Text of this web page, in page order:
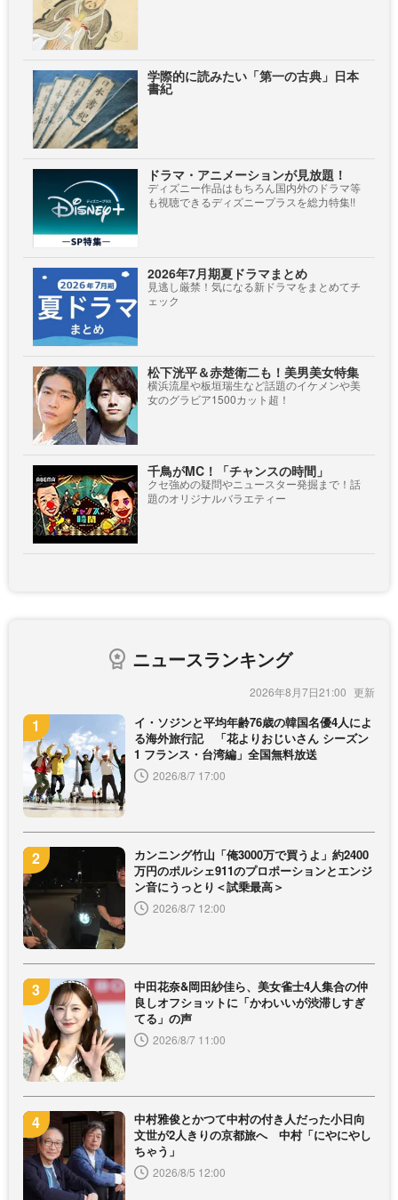
学際的に読みたい「第一の古典」日本
書紀
ドラマ・アニメーションが見放題！
ディズニー作品はもちろん国内外のドラマ等
も視聴できるディズニープラスを総力特集!!
2026年7月期夏ドラマまとめ
見逃し厳禁！気になる新ドラマをまとめてチ
ェック
松下洸平＆赤楚衛二も！美男美女特集
横浜流星や板垣瑞生など話題のイケメンや美
女のグラビア1500カット超！
千鳥がMC！「チャンスの時間」
クセ強めの疑問やニュースター発掘まで！話
題のオリジナルバラエティー
ニュースランキング
2026年8月7日21:00
イ・ソジンと平均年齢76歳の韓国名優4人によ
る海外旅行記 「花よりおじいさん シーズン
1 フランス・台湾編」全国無料放送
2026/8/7 17:00
カンニング竹山「俺3000万で買うよ」約2400
万円のポルシェ911のプロポーションとエンジ
ン音にうっとり＜試乗最高＞
2026/8/7 12:00
中田花奈&岡田紗佳ら、美女雀士4人集合の仲
良しオフショットに「かわいいが渋滞しすぎ
てる」の声
2026/8/7 11:00
中村雅俊とかつて中村の付き人だった小日向
文世が2人きりの京都旅へ 中村「にやにやし
ちゃう」
2026/8/5 12:00